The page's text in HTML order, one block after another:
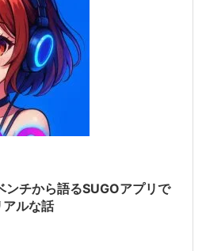
ンチから語るSUGOアプリで
ルな話